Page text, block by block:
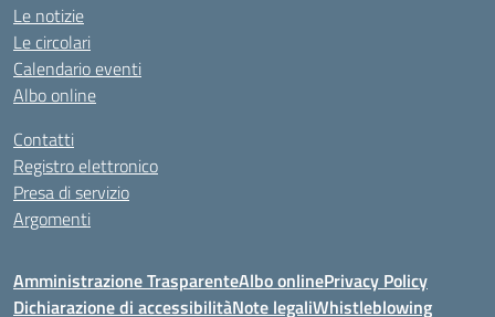
Le notizie
Le circolari
Calendario eventi
Albo online
Contatti
Registro elettronico
Presa di servizio
Argomenti
Amministrazione TrasparenteAlbo onlinePrivacy Policy
Dichiarazione di accessibilitàNote legaliWhistleblowing